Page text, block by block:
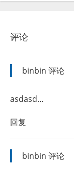
评论
binbin 评论
asdasd…
回复
binbin 评论